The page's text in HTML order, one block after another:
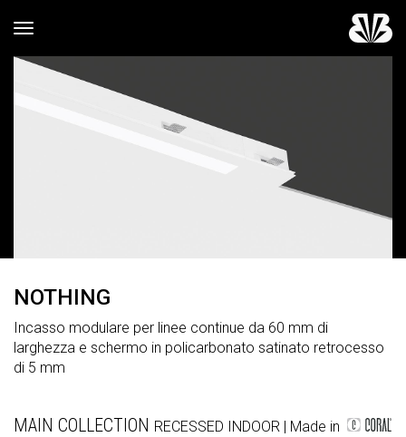
Toggle navigation
NOTHING
Incasso modulare per linee continue da 60 mm di
larghezza e schermo in policarbonato satinato retrocesso
di 5 mm
MAIN COLLECTION RECESSED INDOOR | Made in